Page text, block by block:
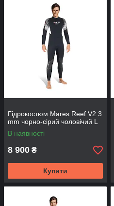
Гідрокостюм Mares Reef V2 3
mm чорно-сірий чоловічий L
В наявності
8 900 ₴
Купити